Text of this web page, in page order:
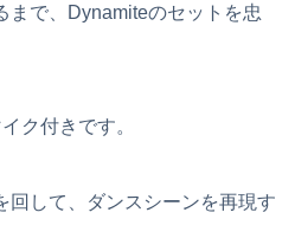
まで、Dynamiteのセットを忠
ク付きです。
回して、ダンスシーンを再現す